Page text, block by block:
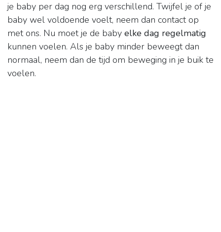
je baby per dag nog erg verschillend. Twijfel je of je
baby wel voldoende voelt, neem dan contact op
met ons. Nu moet je de baby elke dag regelmatig
kunnen voelen. Als je baby minder beweegt dan
normaal, neem dan de tijd om beweging in je buik te
voelen.